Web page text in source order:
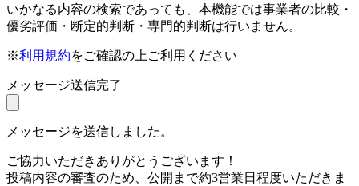
いかなる内容の検索であっても、本機能では事業者の比較・
優劣評価・断定的判断・専門的判断は行いません。
※利用規約をご確認の上ご利用ください
メッセージ送信完了
メッセージを送信しました。
ご協力いただきありがとうございます！
投稿内容の審査のため、公開まで約3営業日程度いただきま